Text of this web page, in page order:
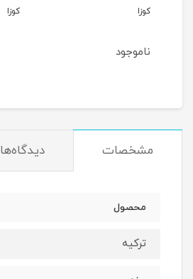
کوزا
ناموجود
کوزا
مشخصات دیدگاه‌ها
محصول
ترکیه